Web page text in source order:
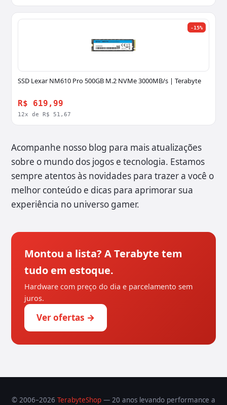
-15%
SSD Lexar NM610 Pro 500GB M.2 NVMe 3000MB/s | Terabyte
R$ 619,99
12x de R$ 51,67
Acompanhe nosso blog para mais atualizações
sobre o mundo dos jogos e tecnologia. Estamos
sempre atentos às novidades para trazer a você o
melhor conteúdo e dicas para aprimorar sua
experiência no universo gamer.
Montou a lista? A Terabyte tem
tudo em estoque.
Hardware com preço do dia e parcelamento sem
juros.
Ver ofertas →
© 2006–2026 TerabyteShop — 20 anos levando performance a